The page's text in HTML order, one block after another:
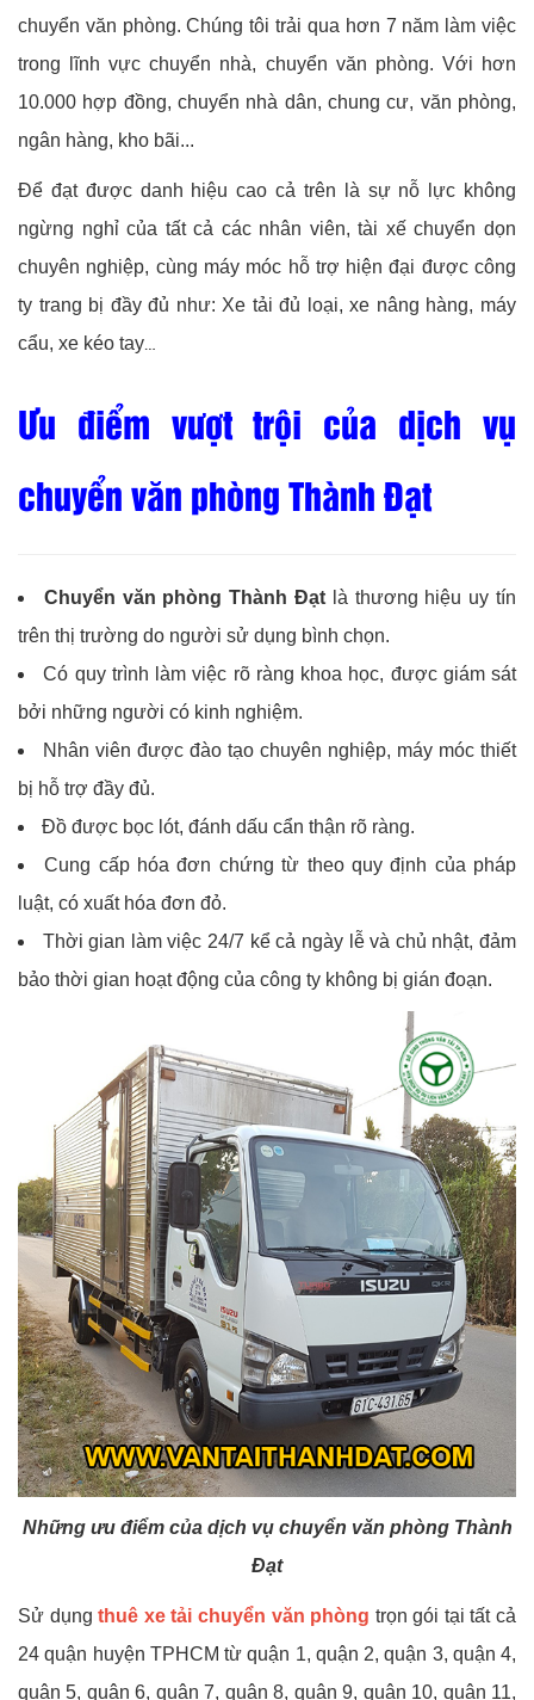
chuyển văn phòng. Chúng tôi trải qua hơn 7 năm làm việc
trong lĩnh vực chuyển nhà, chuyển văn phòng. Với hơn
10.000 hợp đồng, chuyển nhà dân, chung cư, văn phòng,
ngân hàng, kho bãi...
Để đạt được danh hiệu cao cả trên là sự nỗ lực không
ngừng nghỉ của tất cả các nhân viên, tài xế chuyển dọn
chuyên nghiệp, cùng máy móc hỗ trợ hiện đại được công
ty trang bị đầy đủ như: Xe tải đủ loại, xe nâng hàng, máy
cẩu, xe kéo tay…
Ưu điểm vượt trội của dịch vụ
chuyển văn phòng Thành Đạt
Chuyển văn phòng Thành Đạt là thương hiệu uy tín
trên thị trường do người sử dụng bình chọn.
Có quy trình làm việc rõ ràng khoa học, được giám sát
bởi những người có kinh nghiệm.
Nhân viên được đào tạo chuyên nghiệp, máy móc thiết
bị hỗ trợ đầy đủ.
Đồ được bọc lót, đánh dấu cẩn thận rõ ràng.
Cung cấp hóa đơn chứng từ theo quy định của pháp
luật, có xuất hóa đơn đỏ.
Thời gian làm việc 24/7 kể cả ngày lễ và chủ nhật, đảm
bảo thời gian hoạt động của công ty không bị gián đoạn.
Những ưu điểm của dịch vụ chuyển văn phòng Thành
Đạt
Sử dụngthuê xe tải chuyển văn phòng trọn gói tại tất cả
24 quận huyện TPHCM từ quận 1, quận 2, quận 3, quận 4,
quận 5, quận 6, quận 7, quận 8, quận 9, quận 10, quận 11,